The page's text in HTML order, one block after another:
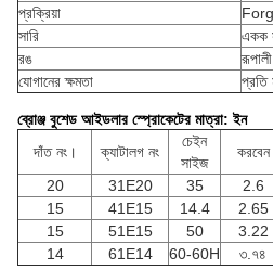
প্রক্রিয়া
সারি
একক
রঙ
যোগানের ক্ষমতা
প্রতি
ব্রোঞ্জ বুশেড আইডলার স্প্রোকেটের মাত্রা: ইন
দাঁত নং।
ক্যাটালগ নং
চেইন
সাইজ
করবেন
20
31E20 35 2.6
15
41E15 14.4 2.65
15
51E15 50 3.22
14
61E14 60-60H ৩.৭৪